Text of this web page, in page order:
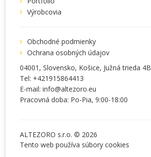
Výrobcovia
Obchodné podmienky
Ochrana osobných údajov
04001 , Slovensko, Košice, Južná trieda 4B
Tel: +421915864413
E-mail: info@altezoro.eu
Pracovná doba: Po-Pia, 9:00-18:00
ALTEZORO s.r.o. © 2026
Tento web používa súbory cookies